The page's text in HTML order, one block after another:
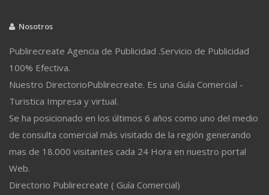
Nosotros
Publirecreate Agencia de Publicidad .Servicio de Publicidad
100% Efectiva.
Nuestro DirectorioPublirecreate. Es una Guía Comercial -
Turistica Impresa y virtual.
Se ha posicionado en los últimos 6 años como uno del medio
de consulta comercial más visitado de la región generando
mas de 18.000 visitantes cada 24 Hora en nuestro portal
Web.
Directorio Publirecreate ( Guía Comercial)